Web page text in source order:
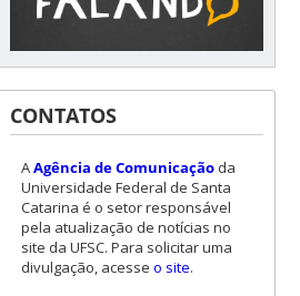
CONTATOS
AAgência de Comunicaçãoda
Universidade Federal de Santa
Catarina é o setor responsável
pela atualização de notícias no
site da UFSC. Para solicitar uma
divulgação, acesse o site.